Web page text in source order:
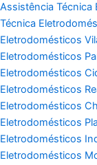
Assistência Técnica
Técnica
Eletrodomésticos
Eletrodomésticos
Eletrodomésticos
Eletrodomésticos
Eletrodomésticos
Eletrodomésticos
Eletrodomésticos
Eletrodomésticos